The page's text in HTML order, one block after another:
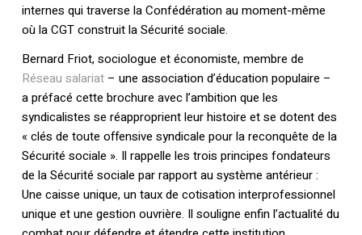
internes qui traverse la Confédération au moment-même
où la CGT construit la Sécurité sociale.
Bernard Friot, sociologue et économiste, membre de
Réseau salariat– une association d’éducation populaire –
a préfacé cette brochure avec l’ambition que les
syndicalistes se réapproprient leur histoire et se dotent des
« clés de toute offensive syndicale pour la reconquête de la
Sécurité sociale ». Il rappelle les trois principes fondateurs
de la Sécurité sociale par rapport au système antérieur :
Une caisse unique, un taux de cotisation interprofessionnel
unique et une gestion ouvrière. Il souligne enfin l’actualité du